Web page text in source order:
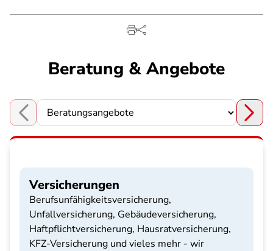
Beratung & Angebote
Choose a section
Versicherungen
Berufsunfähigkeitsversicherung,
Unfallversicherung, Gebäudeversicherung,
Haftpflichtversicherung, Hausratversicherung,
KFZ-Versicherung und vieles mehr - wir